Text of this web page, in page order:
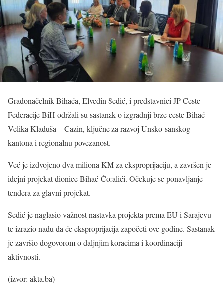
Gradonačelnik Bihaća, Elvedin Sedić, i predstavnici JP Ceste
Federacije BiH održali su sastanak o izgradnji brze ceste Bihać –
Velika Kladuša – Cazin, ključne za razvoj Unsko-sanskog
kantona i regionalnu povezanost.
Već je izdvojeno dva miliona KM za eksproprijaciju, a završen je
idejni projekat dionice Bihać-Ćoralići. Očekuje se ponavljanje
tendera za glavni projekat.
Sedić je naglasio važnost nastavka projekta prema EU i Sarajevu
te izrazio nadu da će eksproprijacija započeti ove godine. Sastanak
je završio dogovorom o daljnjim koracima i koordinaciji
aktivnosti.
(izvor: akta.ba)